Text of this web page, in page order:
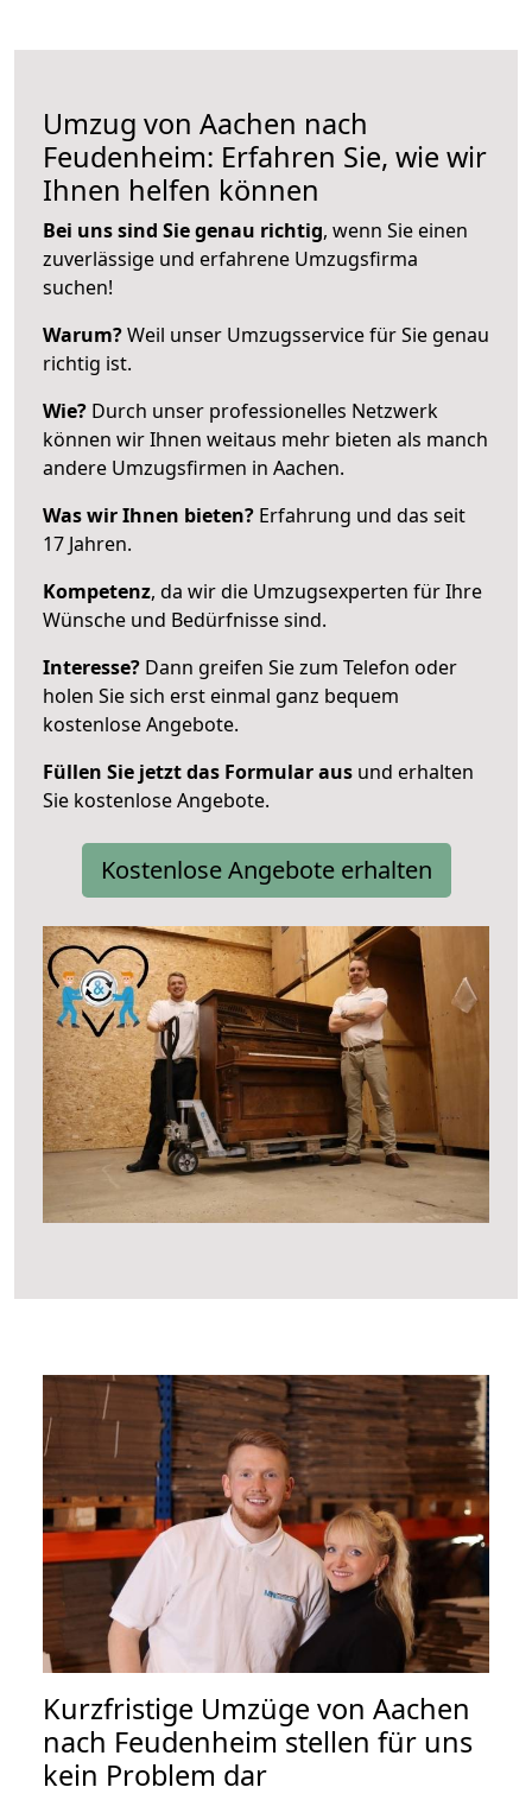
Umzug von Aachen nach
Feudenheim: Erfahren Sie, wie wir
Ihnen helfen können
Bei uns sind Sie genau richtig, wenn Sie einen
zuverlässige und erfahrene Umzugsfirma
suchen!
Warum?Weil unser Umzugsservice für Sie genau
richtig ist.
Wie? Durch unser professionelles Netzwerk
können wir Ihnen weitaus mehr bieten als manch
andere Umzugsfirmen in Aachen.
Was wir Ihnen bieten? Erfahrung und das seit
17 Jahren.
Kompetenz, da wir die Umzugsexperten für Ihre
Wünsche und Bedürfnisse sind.
Interesse? Dann greifen Sie zum Telefon oder
holen Sie sich erst einmal ganz bequem
kostenlose Angebote.
Füllen Sie jetzt das Formular aus und erhalten
Sie kostenlose Angebote.
Kostenlose Angebote erhalten
Kurzfristige Umzüge von Aachen
nach Feudenheim stellen für uns
kein Problem dar